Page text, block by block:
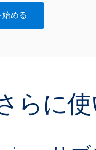
める
らに